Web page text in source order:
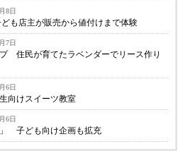
8日
も店主が販売から値付けまで体験
7日
住民が育てたラベンダーでリース作り
6日
向けスイーツ教室
6日
子ども向け企画も拡充